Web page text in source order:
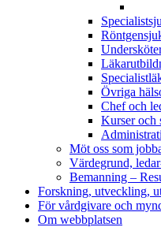
Övriga
Chef och
Kurser och
Möt oss som
Värdegrund,
Bemanning –
Forskning, utveckling,
För vårdgivare och
Om webbplatsen